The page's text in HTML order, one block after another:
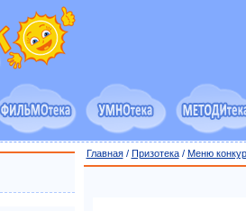
Главная/ Призотека/ Меню